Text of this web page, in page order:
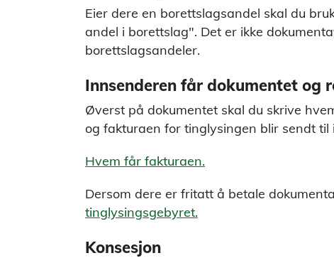
Eier dere en borettslagsandel skal du
andel i borettslag". Det er ikke
borettslagsandeler.
Innsenderen får dokumentet og
Øverst på dokumentet skal du skrive
og fakturaen for tinglysingen blir sendt til
Hvem får fakturaen.
Dersom dere er fritatt å betale
tinglysingsgebyret.
Konsesjon